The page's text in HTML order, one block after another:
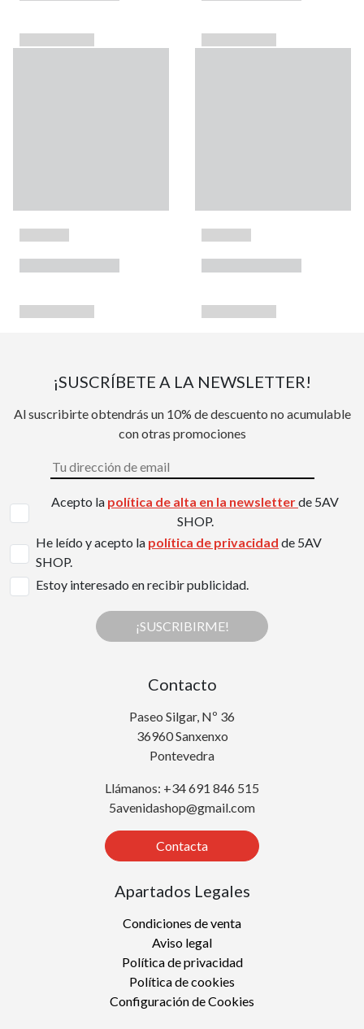
¡SUSCRÍBETE A LA NEWSLETTER!
Al suscribirte obtendrás un 10% de descuento no acumulable
con otras promociones
Acepto la política de alta en la newsletterde 5AV
SHOP.
He leído y acepto la política de privacidad de 5AV
SHOP.
Estoy interesado en recibir publicidad.
¡SUSCRIBIRME!
Contacto
Paseo Silgar, Nº 36
36960 Sanxenxo
Pontevedra
Llámanos: +34 691 846 515
5avenidashop@gmail.com
Contacta
Apartados Legales
Condiciones de venta
Aviso legal
Política de privacidad
Política de cookies
Configuración de Cookies